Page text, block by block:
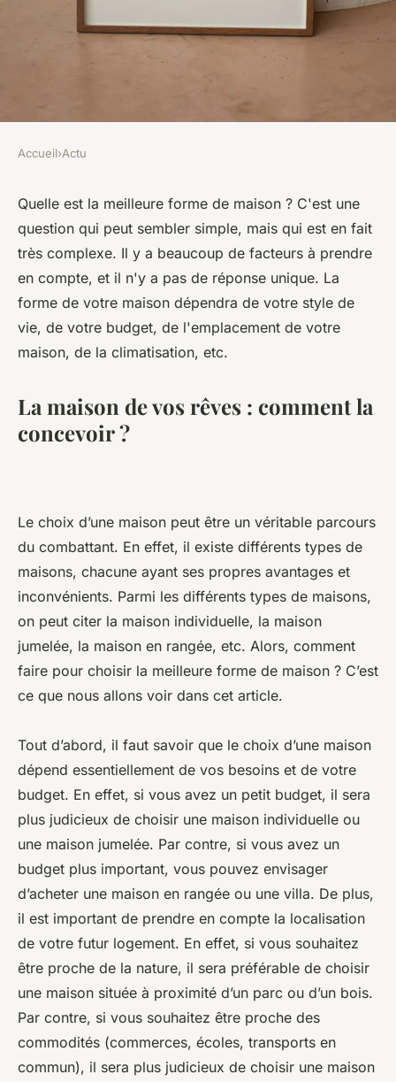
Quelle est la meilleure forme
de maison ?
léonne•28 novembre 2022• 7 min de lecture
Accueil›Actu
Quelle est la meilleure forme de maison ? C'est une
question qui peut sembler simple, mais qui est en fait
très complexe. Il y a beaucoup de facteurs à prendre
en compte, et il n'y a pas de réponse unique. La
forme de votre maison dépendra de votre style de
vie, de votre budget, de l'emplacement de votre
maison, de la climatisation, etc.
La maison de vos rêves : comment la
concevoir ?
Le choix d’une maison peut être un véritable parcours
du combattant. En effet, il existe différents types de
maisons, chacune ayant ses propres avantages et
inconvénients. Parmi les différents types de maisons,
on peut citer la maison individuelle, la maison
jumelée, la maison en rangée, etc. Alors, comment
faire pour choisir la meilleure forme de maison ? C’est
ce que nous allons voir dans cet article.
Tout d’abord, il faut savoir que le choix d’une maison
dépend essentiellement de vos besoins et de votre
budget. En effet, si vous avez un petit budget, il sera
plus judicieux de choisir une maison individuelle ou
une maison jumelée. Par contre, si vous avez un
budget plus important, vous pouvez envisager
d’acheter une maison en rangée ou une villa. De plus,
il est important de prendre en compte la localisation
de votre futur logement. En effet, si vous souhaitez
être proche de la nature, il sera préférable de choisir
une maison située à proximité d’un parc ou d’un bois.
Par contre, si vous souhaitez être proche des
commodités (commerces, écoles, transports en
commun), il sera plus judicieux de choisir une maison